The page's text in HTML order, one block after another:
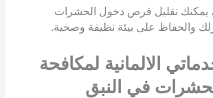
يمكنك تقليل فرص دخول الحشرات
والحفاظ على بيئة نظيفة وصحية.
الالمانية لمكافحة
في النبق